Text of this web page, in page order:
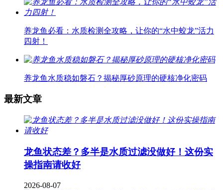
养龙鱼必看：水质检测全攻略，让你的“水中蛟龙”活力
四射！
养龙鱼水质稳如磐石？揭秘厚砂原理的硬核净化密码
最新文章
龙鱼状态差？多半是水质过滤没做好！这份实
操指南请收好
2026-08-07